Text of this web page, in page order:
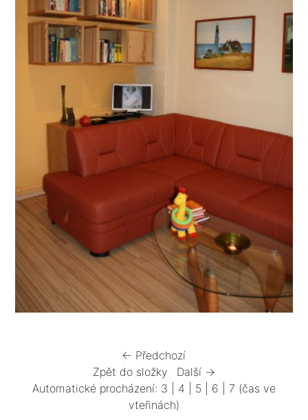
← Předchozí
Zpět do složky
Další →
Automatické procházení: 3 4 5 6 7 (čas ve
vteřinách)